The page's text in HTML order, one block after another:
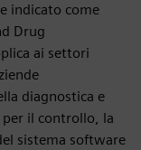
indicato come
Drug
ai settori
diagnostica e
il controllo, la
sistema software